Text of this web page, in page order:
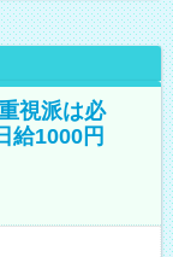
視派は必
給1000円